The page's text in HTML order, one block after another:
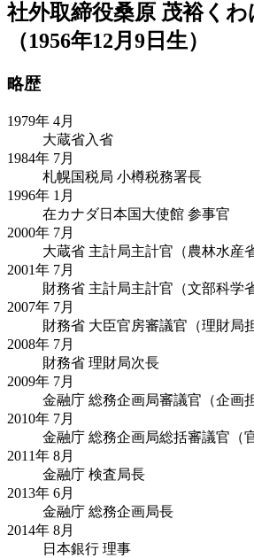
社外取締役桑原 茂裕くわ
（1956年12月9日生）
略歴
1979年 4月
大蔵省入省
1984年 7月
札幌国税局 小樽税務署長
1996年 1月
在カナダ日本国大使館 参事官
2000年 7月
大蔵省 主計局主計官（農林水産
2001年 7月
財務省 主計局主計官（文部科学
2007年 7月
財務省 大臣官房審議官（理財局
2008年 7月
財務省 理財局次長
2009年 7月
金融庁 総務企画局審議官（企画
2010年 7月
金融庁 総務企画局総括審議官（
2011年 8月
金融庁 検査局長
2013年 6月
金融庁 総務企画局長
2014年 8月
日本銀行 理事